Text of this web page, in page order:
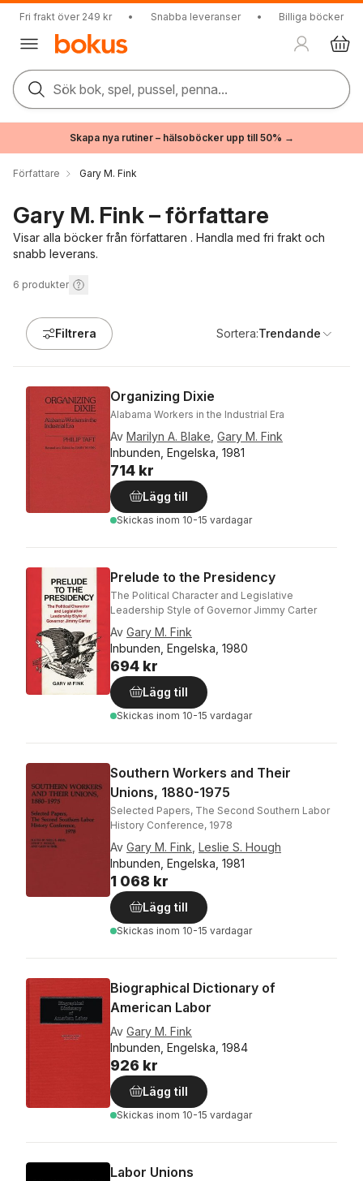
Fri frakt över 249 kr • Snabba leveranser • Billiga böcker
Sök bok, spel, pussel, penna...
Skapa nya rutiner – hälsoböcker upp till 50% →
Författare Gary M. Fink
Gary M. Fink – författare
Visar alla böcker från författaren . Handla med fri frakt och
snabb leverans.
6 produkter
Filtrera Sortera:Trendande
Organizing Dixie
Alabama Workers in the Industrial Era
Av Marilyn A. Blake Gary M. Fink
Inbunden, Engelska, 1981
714 kr
Lägg till
Skickas inom 10-15 vardagar
Prelude to the Presidency
The Political Character and Legislative
Leadership Style of Governor Jimmy Carter
Av Gary M. Fink
Inbunden, Engelska, 1980
694 kr
Lägg till
Skickas inom 10-15 vardagar
Southern Workers and Their
Unions, 1880-1975
Selected Papers, The Second Southern Labor
History Conference, 1978
Av Gary M. Fink Leslie S. Hough
Inbunden, Engelska, 1981
1 068 kr
Lägg till
Skickas inom 10-15 vardagar
Biographical Dictionary of
American Labor
Av Gary M. Fink
Inbunden, Engelska, 1984
926 kr
Lägg till
Skickas inom 10-15 vardagar
Labor Unions